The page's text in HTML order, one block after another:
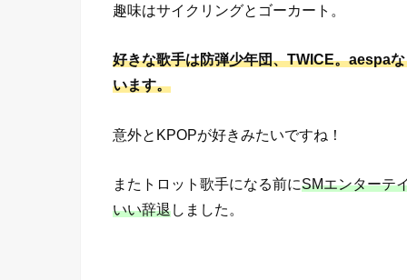
趣味はサイクリングとゴーカート。
好きな歌手は防弾少年団、TWICE。aespa
います。
意外とKPOPが好きみたいですね！
またトロット歌手になる前にSMエンターテ
いい辞退しました。